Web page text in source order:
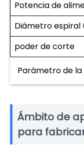
Potencia de
Diámetro
poder de corte
Parámetro de
Ámbito de
para